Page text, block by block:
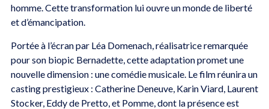
homme. Cette transformation lui ouvre un monde de liberté
et d’émancipation.
Portée à l’écran par Léa Domenach, réalisatrice remarquée
pour son biopic Bernadette, cette adaptation promet une
nouvelle dimension : une comédie musicale. Le film réunira un
casting prestigieux : Catherine Deneuve, Karin Viard, Laurent
Stocker, Eddy de Pretto, et Pomme, dont la présence est